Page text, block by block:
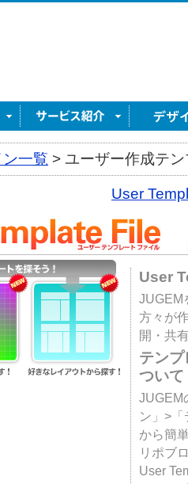
一覧 > ユーザー作成テ
User
User
JUGEM
方々が
開・共
テン
ついて
JUGEM
ン」>
から簡
リポブ
User